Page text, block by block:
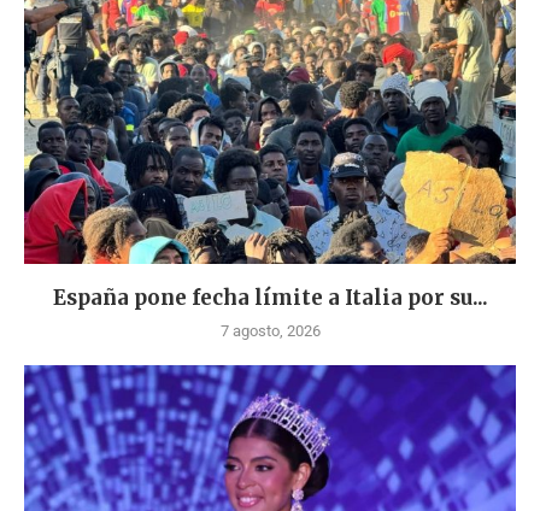
España pone fecha límite a Italia por su...
7 agosto, 2026